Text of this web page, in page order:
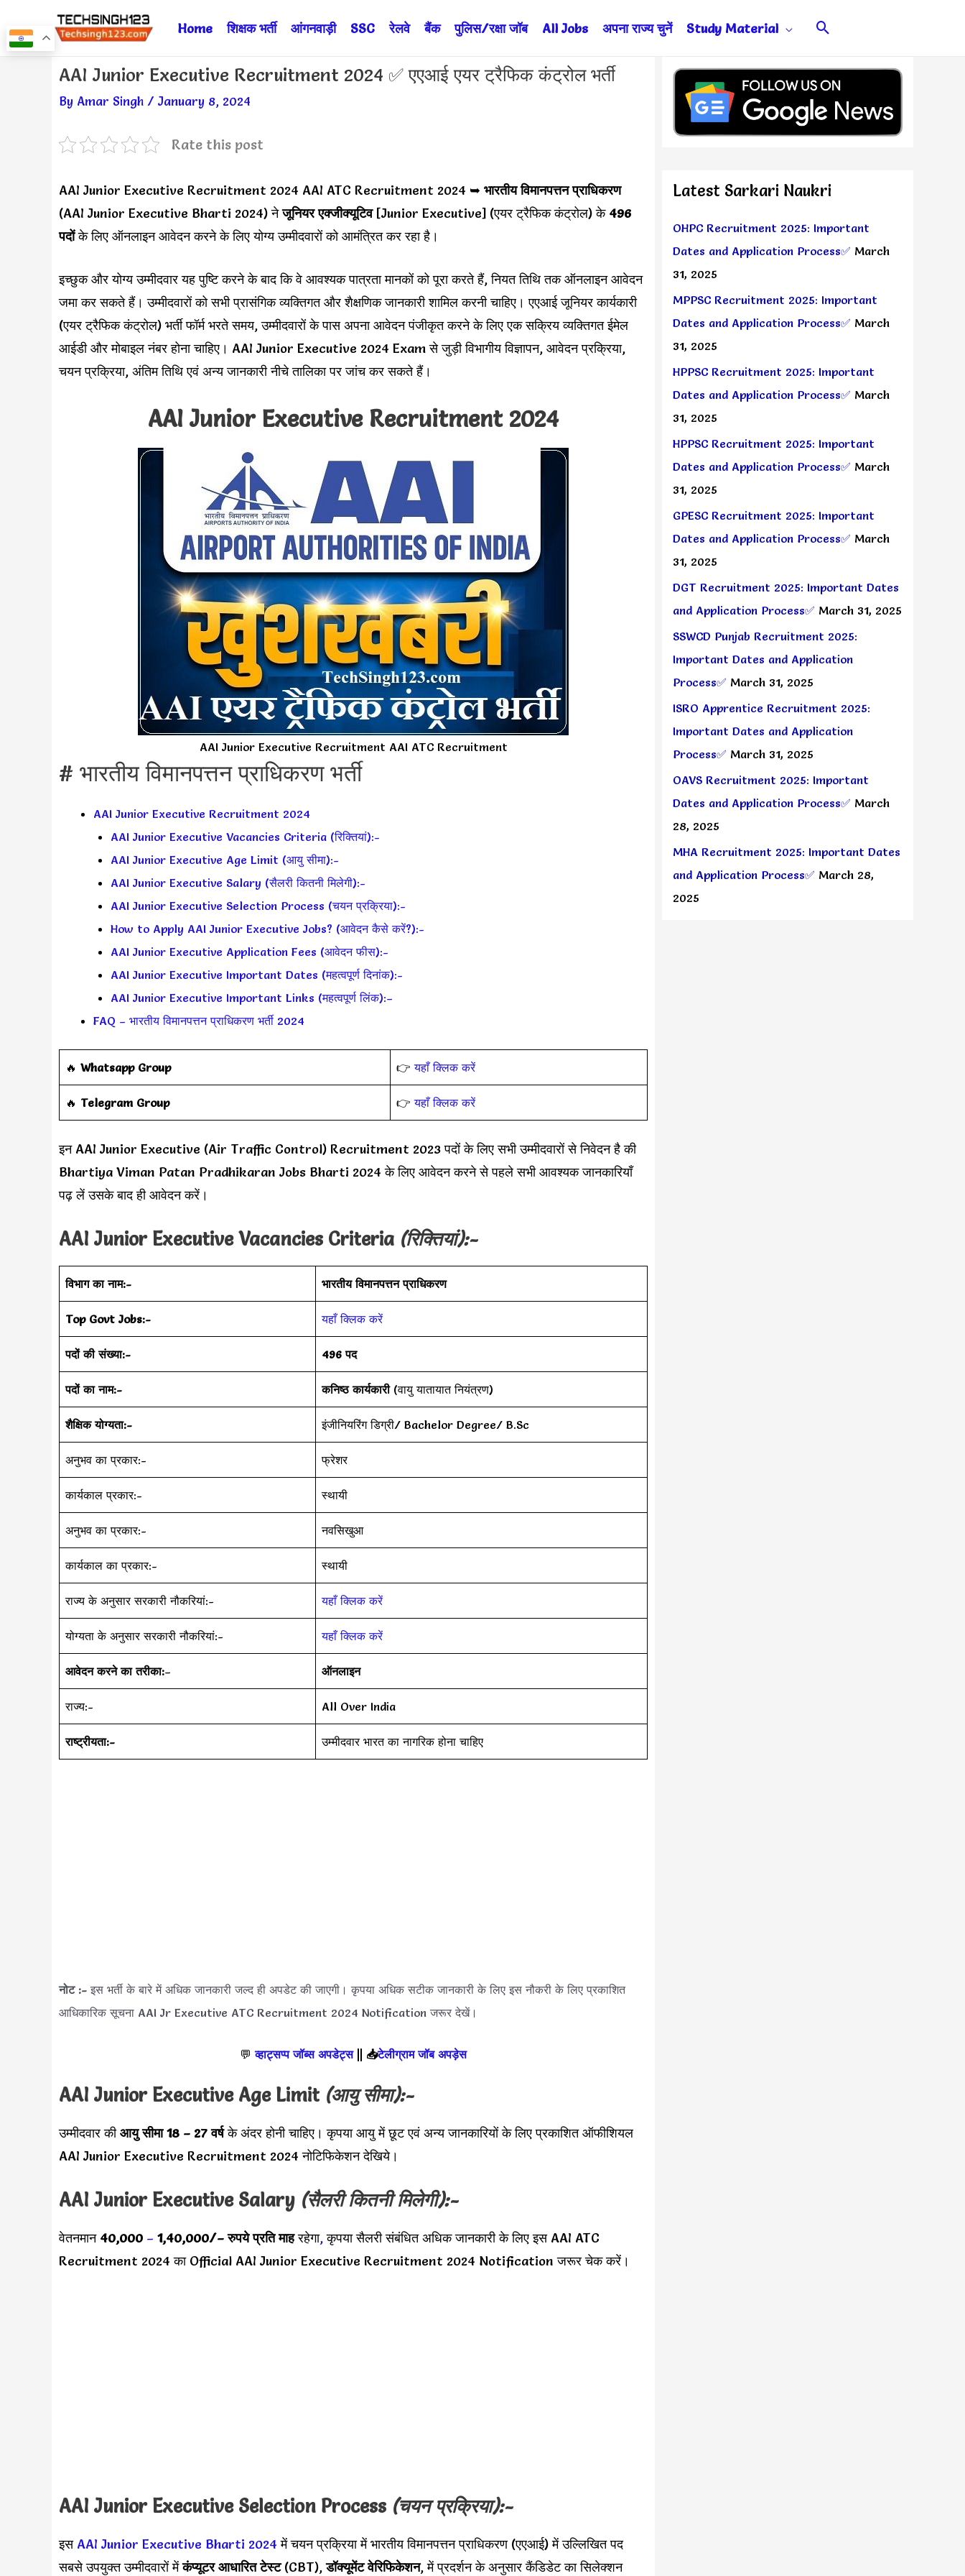
to
Home शिक्षक भर्ती आंगनवाड़ी SSC रेलवे बैंक पुलिस/रक्षा जॉब All Jobs अपना राज्य चुनें Study Material Search
AAI Junior Executive Recruitment 2024 ✅ एएआई एयर ट्रैफिक कंट्रोल भर्ती
By Amar Singh / January 8, 2024
Rate this post
AAI Junior Executive Recruitment 2024 AAI ATC Recruitment 2024 ➥ भारतीय विमानपत्तन प्राधिकरण
(AAI Junior Executive Bharti 2024) नेजूनियर एक्जीक्यूटिव[Junior Executive] (एयर ट्रैफिक कंट्रोल) के 496
पदोंके लिए ऑनलाइन आवेदन करने के लिए योग्य उम्मीदवारों को आमंत्रित कर रहा है।
इच्छुक और योग्य उम्मीदवार यह पुष्टि करने के बाद कि वे आवश्यक पात्रता मानकों को पूरा करते हैं, नियत तिथि तक ऑनलाइन आवेदन
जमा कर सकते हैं। उम्मीदवारों को सभी प्रासंगिक व्यक्तिगत और शैक्षणिक जानकारी शामिल करनी चाहिए। एएआई जूनियर कार्यकारी
(एयर ट्रैफिक कंट्रोल) भर्ती फॉर्म भरते समय, उम्मीदवारों के पास अपना आवेदन पंजीकृत करने के लिए एक सक्रिय व्यक्तिगत ईमेल
आईडी और मोबाइल नंबर होना चाहिए। AAI Junior Executive 2024 Exam से जुड़ी विभागीय विज्ञापन, आवेदन प्रक्रिया,
चयन प्रक्रिया, अंतिम तिथि एवं अन्य जानकारी नीचे तालिका पर जांच कर सकते हैं।
AAI Junior Executive Recruitment 2024
AAI Junior Executive Recruitment AAI ATC Recruitment
# भारतीय विमानपत्तन प्राधिकरण भर्ती
AAI Junior Executive Recruitment 2024
AAI Junior Executive Vacancies Criteria (रिक्तियां):-
AAI Junior Executive Age Limit (आयु सीमा):-
AAI Junior Executive Salary (सैलरी कितनी मिलेगी):-
AAI Junior Executive Selection Process (चयन प्रक्रिया):-
How to Apply AAI Junior Executive Jobs? (आवेदन कैसे करें?):-
AAI Junior Executive Application Fees (आवेदन फीस):-
AAI Junior Executive Important Dates (महत्वपूर्ण दिनांक):-
AAI Junior Executive Important Links (महत्वपूर्ण लिंक):–
FAQ – भारतीय विमानपत्तन प्राधिकरण भर्ती 2024
‎️‍🔥 Whatsapp Group 👉यहाँ क्लिक करें
‎️‍🔥 Telegram Group 👉यहाँ क्लिक करें
इन AAI Junior Executive (Air Traffic Control) Recruitment 2023 पदों के लिए सभी उम्मीदवारों से निवेदन है की
Bhartiya Viman Patan Pradhikaran Jobs Bharti 2024 के लिए आवेदन करने से पहले सभी आवश्यक जानकारियाँ
पढ़ लें उसके बाद ही आवेदन करें।
AAI Junior Executive Vacancies Criteria (रिक्तियां):-
विभाग का नाम:- भारतीय विमानपत्तन प्राधिकरण
Top Govt Jobs:- यहाँ क्लिक करें
पदों की संख्या:- 496 पद
पदों का नाम:- कनिष्ठ कार्यकारी(वायु यातायात नियंत्रण)
शैक्षिक योग्यता:- इंजीनियरिंग डिग्री/ Bachelor Degree/ B.Sc
अनुभव का प्रकार:- फ्रेशर
कार्यकाल प्रकार:- स्थायी
अनुभव का प्रकार:- नवसिखुआ
कार्यकाल का प्रकार:- स्थायी
राज्य के अनुसार सरकारी नौकरियां:- यहाँ क्लिक करें
योग्यता के अनुसार सरकारी नौकरियां:- यहाँ क्लिक करें
आवेदन करने का तरीका:– ऑनलाइन
राज्य:- All Over India
राष्ट्रीयता:- उम्मीदवार भारत का नागरिक होना चाहिए
नोट :- इस भर्ती के बारे में अधिक जानकारी जल्द ही अपडेट की जाएगी। कृपया अधिक सटीक जानकारी के लिए इस नौकरी के लिए प्रकाशित
आधिकारिक सूचना AAI Jr Executive ATC Recruitment 2024 Notification जरूर देखें।
💬 व्हाट्सप्प जॉब्स अपडेट्स|| 📥टेलीग्राम जॉब अपड़ेस
AAI Junior Executive Age Limit (आयु सीमा):-
उम्मीदवार कीआयु सीमा 18 – 27 वर्षके अंदर होनी चाहिए। कृपया आयु में छूट एवं अन्य जानकारियों के लिए प्रकाशित ऑफीशियल
AAI Junior Executive Recruitment 2024 नोटिफिकेशन देखिये।
AAI Junior Executive Salary (सैलरी कितनी मिलेगी):-
वेतनमान40,000 – 1,40,000/– रुपये प्रति माहरहेगा,कृपया सैलरी संबंधित अधिक जानकारी के लिए इस AAI ATC
Recruitment 2024 का Official AAI Junior Executive Recruitment 2024 Notification जरूर चेक करें।
AAI Junior Executive Selection Process (चयन प्रक्रिया):-
इस AAI Junior Executive Bharti 2024 में चयन प्रक्रिया में भारतीय विमानपत्तन प्राधिकरण (एएआई) में उल्लिखित पद
सबसे उपयुक्त उम्मीदवारों मेंकंप्यूटर आधारित टेस्ट(CBT),डॉक्यूमेंट वेरिफिकेशन, में प्रदर्शन के अनुसार कैंडिडेट का सिलेक्शन
Post
Latest Sarkari Naukri
OHPC Recruitment 2025: Important
Dates and Application Process✅ March
31, 2025
MPPSC Recruitment 2025: Important
Dates and Application Process✅ March
31, 2025
HPPSC Recruitment 2025: Important
Dates and Application Process✅ March
31, 2025
HPPSC Recruitment 2025: Important
Dates and Application Process✅ March
31, 2025
GPESC Recruitment 2025: Important
Dates and Application Process✅ March
31, 2025
DGT Recruitment 2025: Important Dates
and Application Process✅ March 31, 2025
SSWCD Punjab Recruitment 2025:
Important Dates and Application
Process✅ March 31, 2025
ISRO Apprentice Recruitment 2025:
Important Dates and Application
Process✅ March 31, 2025
OAVS Recruitment 2025: Important
Dates and Application Process✅ March
28, 2025
MHA Recruitment 2025: Important Dates
and Application Process✅ March 28,
2025